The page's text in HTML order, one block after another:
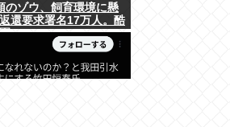
のゾウ、飼育環境に懸
還要求署名17万人。酷